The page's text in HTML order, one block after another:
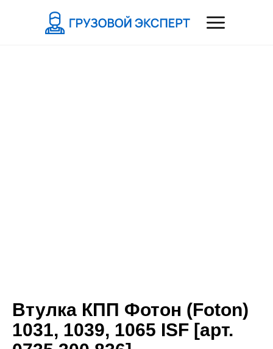
Втулка КПП Фотон (Foton)
1031, 1039, 1065 ISF [арт.